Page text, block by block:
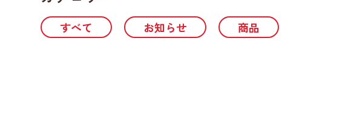
すべて お知らせ 商品